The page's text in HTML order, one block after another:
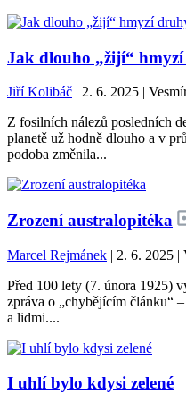
Jak dlouho „žijí“
Jiří Kolibáč | 2. 6. 2025 |
Z fosilních nálezů posledních
planetě už hodně dlouho a v
podoba změnila...
Zrození australopitéka
Marcel Rejmánek | 2. 6. 2025 |
Před 100 lety (7. února 1925)
zpráva o „chybějícím článku“
a lidmi....
I uhlí bylo kdysi zelené